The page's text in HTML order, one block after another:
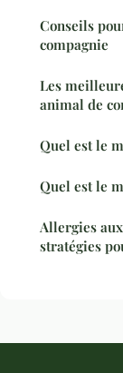
Conseils
compagnie
Les
animal de
Quel est le
Quel est le
Allergies
stratégies